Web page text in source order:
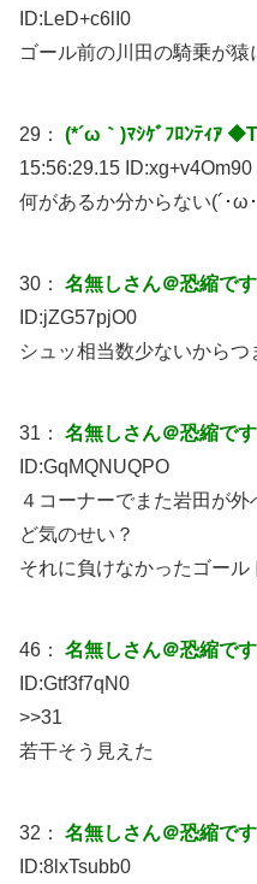
ID:LeD+c6lI0
ゴール前の川田の騎乗が猿
29： (*´ω｀)ﾏｼｹﾞﾌﾛﾝﾃｨｱ
15:56:29.15 ID:xg+v4Om90
何があるか分からない(´･ω
30： 名無しさん＠恐縮で
ID:jZG57pjO0
シュッ相当数少ないからつ
31： 名無しさん＠恐縮で
ID:GqMQNUQPO
４コーナーでまた岩田が
ど気のせい？
それに負けなかったゴー
46： 名無しさん＠恐縮で
ID:Gtf3f7qN0
>>31
若干そう見えた
32： 名無しさん＠恐縮で
ID:8lxTsubb0